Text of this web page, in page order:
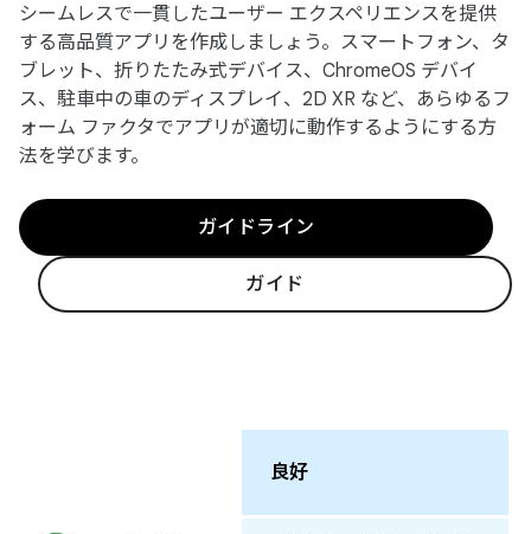
シームレスで一貫したユーザー エクスペリエンスを提供
する高品質アプリを作成しましょう。スマートフォン、タ
ブレット、折りたたみ式デバイス、ChromeOS デバイ
ス、駐車中の車のディスプレイ、2D XR など、あらゆるフ
ォーム ファクタでアプリが適切に動作するようにする方
法を学びます。
ガイドライン
ガイド
良好